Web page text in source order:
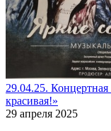
29.04.25.
красивая!»
29 апреля 2025